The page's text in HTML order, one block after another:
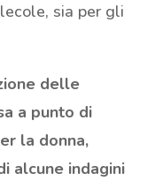
sia per gli
delle
a punto di
la donna,
alcune indagini